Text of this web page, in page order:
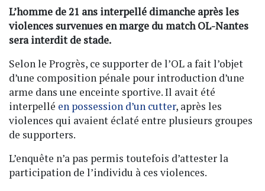
L’homme de 21 ans interpellé dimanche après les
violences survenues en marge du match OL-Nantes
sera interdit de stade.
Selon le Progrès, ce supporter de l’OL a fait l’objet
d’une composition pénale pour introduction d’une
arme dans une enceinte sportive. Il avait été
interpellé en possession d’un cutter, après les
violences qui avaient éclaté entre plusieurs groupes
de supporters.
L’enquête n’a pas permis toutefois d’attester la
participation de l’individu à ces violences.